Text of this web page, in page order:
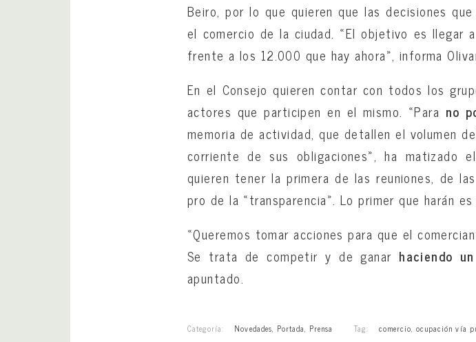
Beiro, por lo que quieren que las decisiones
el comercio de la ciudad. «El objetivo es llegar a
frente a los 12.000 que hay ahora», informa
En el Consejo quieren contar con todos los
actores que participen en el mismo. «Para no
memoria de actividad, que detallen el volumen
corriente de sus obligaciones», ha matizado
quieren tener la primera de las reuniones, de
pro de la «transparencia». Lo primer que harán es
«Queremos tomar acciones para que el
Se trata de competir y de ganar haciendo
apuntado.
Categoría: Novedades, Portada, Prensa Tag: comercio,ocupación vía